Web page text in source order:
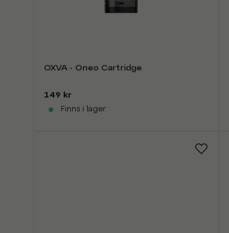
OXVA - Oneo Cartridge
149 kr
Finns i lager